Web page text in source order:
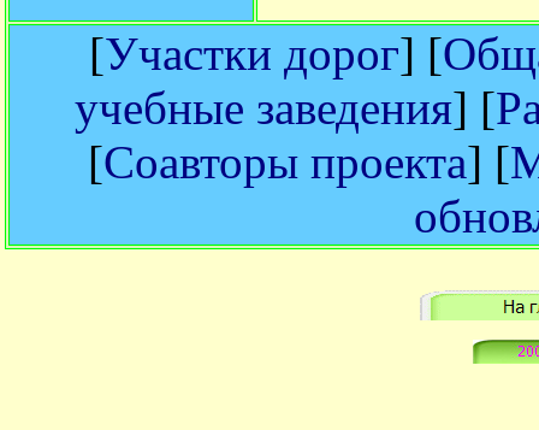
[Участки дорог] [
учебные заведения] [
[Соавторы проекта] [